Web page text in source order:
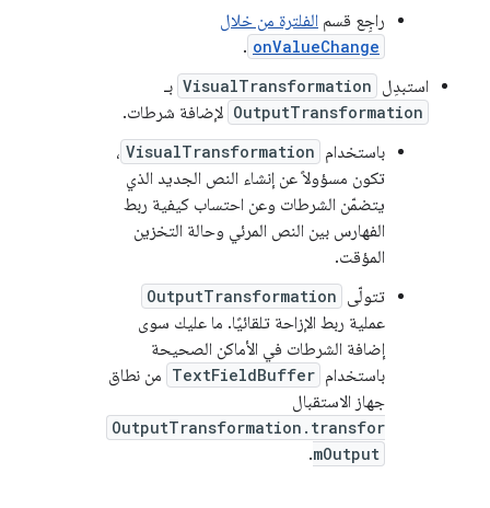
راجِع قسم الفلترة من خلال
onValueChange
.
استبدِل VisualTransformation بـ
OutputTransformation لإضافة شرطات.
باستخدام VisualTransformation ،
تكون مسؤولاً عن إنشاء النص الجديد الذي
يتضمّن الشرطات وعن احتساب كيفية ربط
الفهارس بين النص المرئي وحالة التخزين
المؤقت.
تتولّى OutputTransformation
عملية ربط الإزاحة تلقائيًا. ما عليك سوى
إضافة الشرطات في الأماكن الصحيحة
باستخدام TextFieldBuffer من نطاق
جهاز الاستقبال
OutputTransformation.transfor
mOutput
.